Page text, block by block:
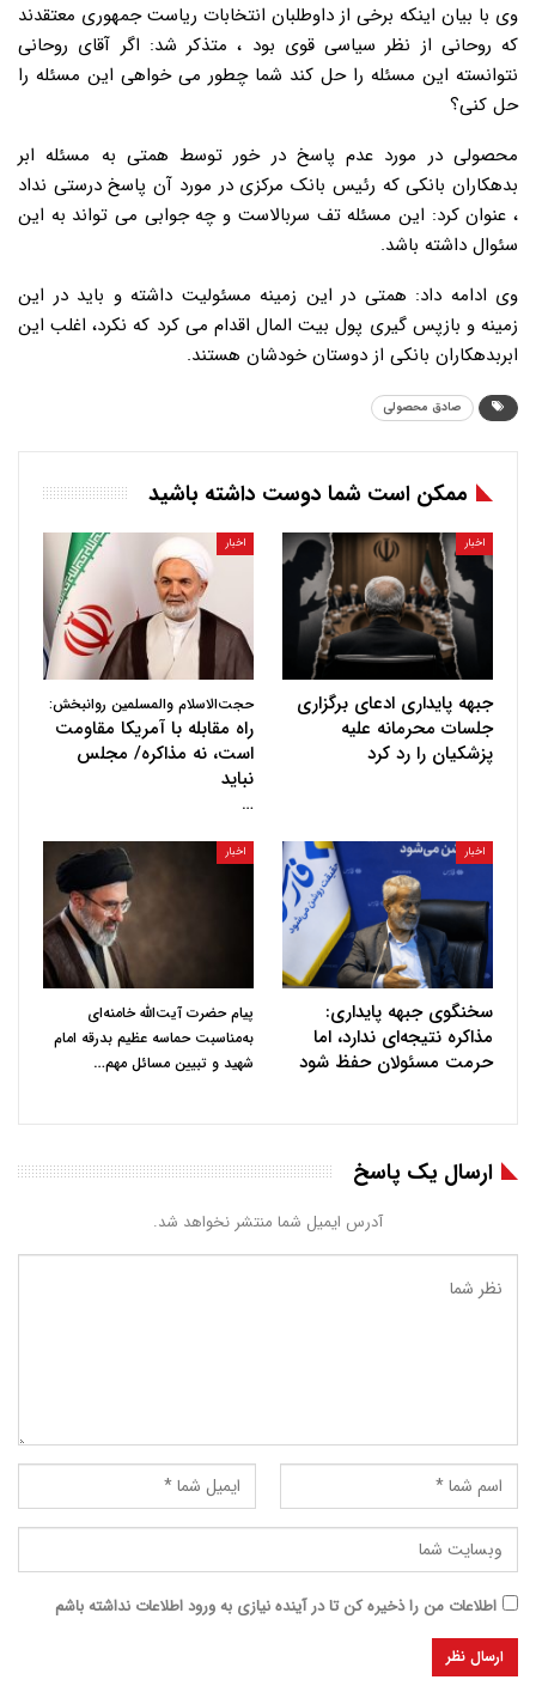
وی با بیان اینکه برخی از داوطلبان انتخابات ریاست جمهوری معتقدند
که روحانی از نظر سیاسی قوی بود ، متذکر شد: اگر آقای روحانی
نتوانسته این مسئله را حل کند شما چطور می خواهی این مسئله را
حل کنی؟
محصولی در مورد عدم پاسخ در خور توسط همتی به مسئله ابر
بدهکاران بانکی که رئیس بانک مرکزی در مورد آن پاسخ درستی نداد
، عنوان کرد: این مسئله تف سربالاست و چه جوابی می تواند به این
سئوال داشته باشد.
وی ادامه داد: همتی در این زمینه مسئولیت داشته و باید در این
زمینه و بازپس گیری پول بیت المال اقدام می کرد که نکرد، اغلب این
ابربدهکاران بانکی از دوستان خودشان هستند.
صادق محصولی
ممکن است شما دوست داشته باشید
اخبار
جبهه پایداری ادعای برگزاری
جلسات محرمانه علیه
پزشکیان را رد کرد
اخبار
حجت‌الاسلام والمسلمین روانبخش:
راه مقابله با آمریکا مقاومت
است، نه مذاکره/ مجلس
نباید
…
اخبار
سخنگوی جبهه پایداری:
مذاکره نتیجه‌ای ندارد، اما
حرمت مسئولان حفظ شود
اخبار
پیام حضرت آیت‌الله خامنه‌ای
به‌مناسبت حماسه عظیم بدرقه امام
شهید و تبیین مسائل مهم…
ارسال یک پاسخ
آدرس ایمیل شما منتشر نخواهد شد.
اطلاعات من را ذخیره کن تا در آینده نیازی به ورود اطلاعات نداشته باشم